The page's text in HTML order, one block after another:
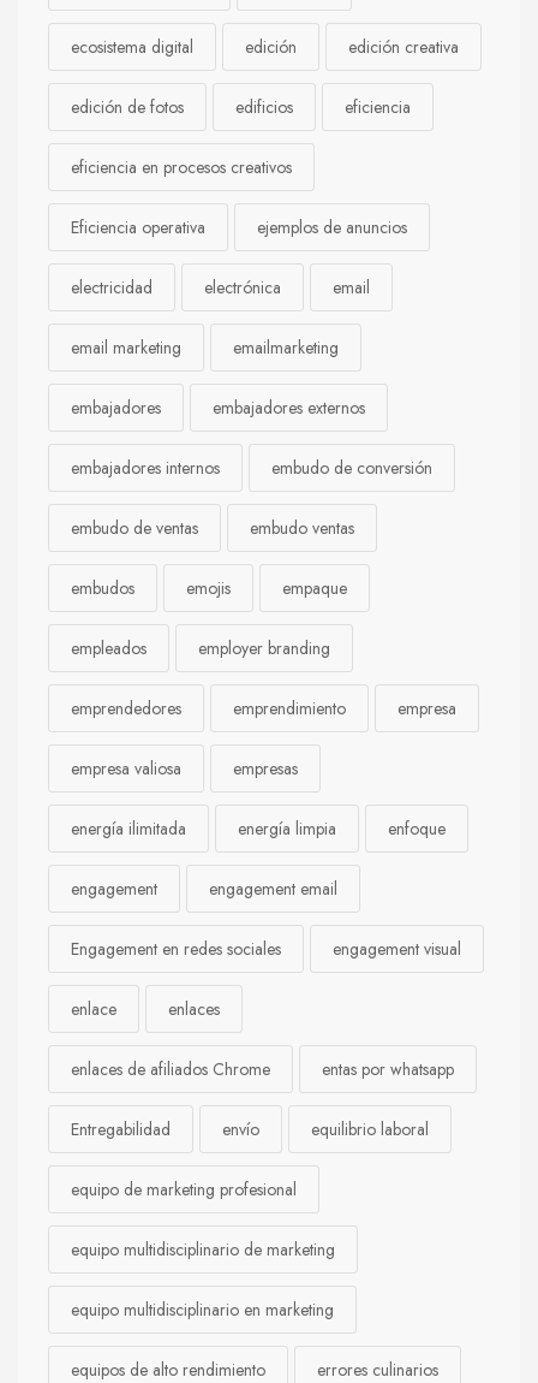
ecosistema digital edición edición creativa
edición de fotos edificios eficiencia
eficiencia en procesos creativos
Eficiencia operativa ejemplos de anuncios
electricidad electrónica email
email marketing emailmarketing
embajadores embajadores externos
embajadores internos embudo de conversión
embudo de ventas embudo ventas
embudos emojis empaque
empleados employer branding
emprendedores emprendimiento empresa
empresa valiosa empresas
energía ilimitada energía limpia enfoque
engagement engagement email
Engagement en redes sociales engagement visual
enlace enlaces
enlaces de afiliados Chrome entas por whatsapp
Entregabilidad envío equilibrio laboral
equipo de marketing profesional
equipo multidisciplinario de marketing
equipo multidisciplinario en marketing
equipos de alto rendimiento errores culinarios